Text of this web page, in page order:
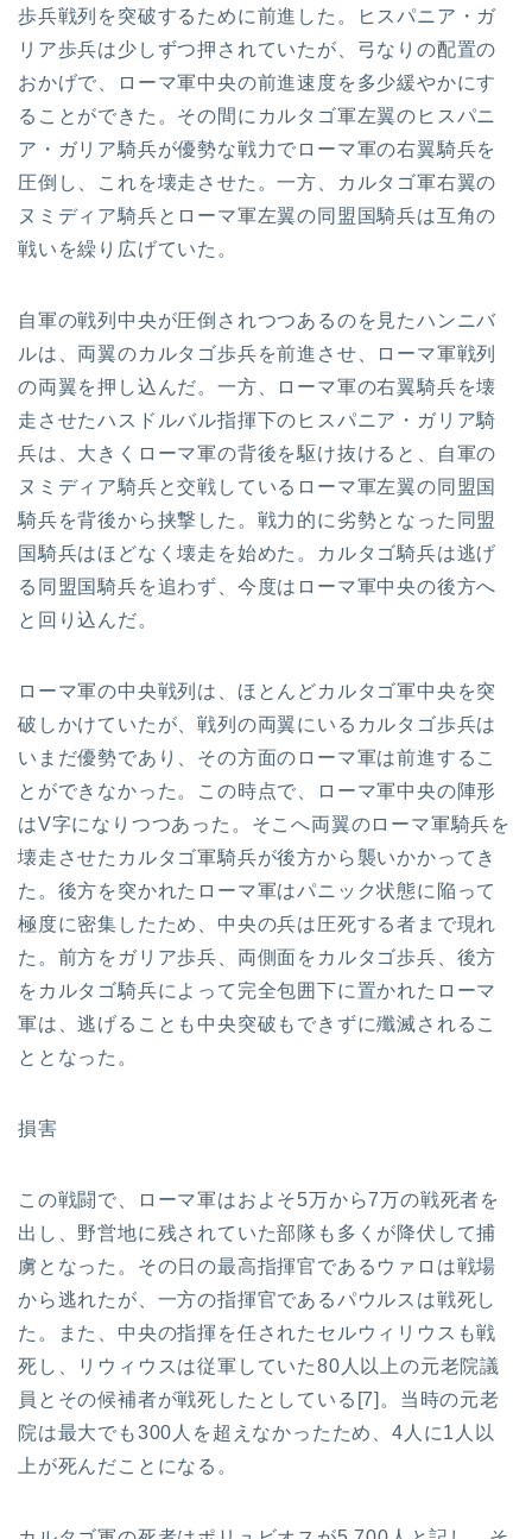
歩兵戦列を突破するために前進した。ヒスパニア・ガ
リア歩兵は少しずつ押されていたが、弓なりの配置の
おかげで、ローマ軍中央の前進速度を多少緩やかにす
ることができた。その間にカルタゴ軍左翼のヒスパニ
ア・ガリア騎兵が優勢な戦力でローマ軍の右翼騎兵を
圧倒し、これを壊走させた。一方、カルタゴ軍右翼の
ヌミディア騎兵とローマ軍左翼の同盟国騎兵は互角の
戦いを繰り広げていた。
自軍の戦列中央が圧倒されつつあるのを見たハンニバ
ルは、両翼のカルタゴ歩兵を前進させ、ローマ軍戦列
の両翼を押し込んだ。一方、ローマ軍の右翼騎兵を壊
走させたハスドルバル指揮下のヒスパニア・ガリア騎
兵は、大きくローマ軍の背後を駆け抜けると、自軍の
ヌミディア騎兵と交戦しているローマ軍左翼の同盟国
騎兵を背後から挟撃した。戦力的に劣勢となった同盟
国騎兵はほどなく壊走を始めた。カルタゴ騎兵は逃げ
る同盟国騎兵を追わず、今度はローマ軍中央の後方へ
と回り込んだ。
ローマ軍の中央戦列は、ほとんどカルタゴ軍中央を突
破しかけていたが、戦列の両翼にいるカルタゴ歩兵は
いまだ優勢であり、その方面のローマ軍は前進するこ
とができなかった。この時点で、ローマ軍中央の陣形
はV字になりつつあった。そこへ両翼のローマ軍騎兵を
壊走させたカルタゴ軍騎兵が後方から襲いかかってき
た。後方を突かれたローマ軍はパニック状態に陥って
極度に密集したため、中央の兵は圧死する者まで現れ
た。前方をガリア歩兵、両側面をカルタゴ歩兵、後方
をカルタゴ騎兵によって完全包囲下に置かれたローマ
軍は、逃げることも中央突破もできずに殲滅されるこ
ととなった。
損害
この戦闘で、ローマ軍はおよそ5万から7万の戦死者を
出し、野営地に残されていた部隊も多くが降伏して捕
虜となった。その日の最高指揮官であるウァロは戦場
から逃れたが、一方の指揮官であるパウルスは戦死し
た。また、中央の指揮を任されたセルウィリウスも戦
死し、リウィウスは従軍していた80人以上の元老院議
員とその候補者が戦死したとしている[7]。当時の元老
院は最大でも300人を超えなかったため、4人に1人以
上が死んだことになる。